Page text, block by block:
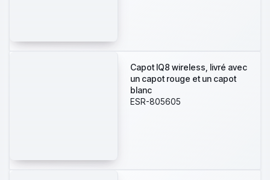
Capot IQ8 wireless, livré avec
un capot rouge et un capot
blanc
ESR-805605